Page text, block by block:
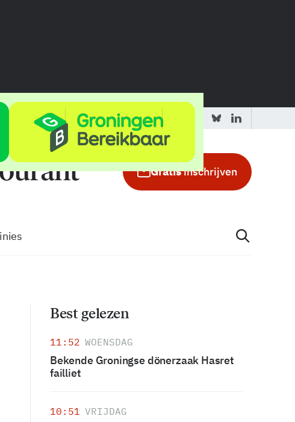
Tip de redactie Adverteren in de GIC
Gratisinschrijven
Best gelezen
11:52 WOENSDAG
Bekende Groningse dönerzaak Hasret
failliet
10:51 VRIJDAG